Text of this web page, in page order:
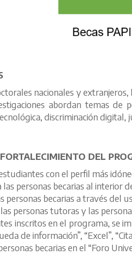
nacionales y
abordan temas de
discriminación
DEL
con el perfil más
personas becarias al interior
becarias a través del
personas tutoras y las
inscritos en el programa, se
de información”, “Excel”,
becarias en el “Foro